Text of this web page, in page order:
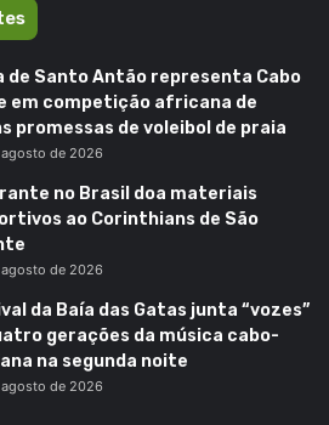
de Santo Antão representa Cabo
em competição africana de
promessas de voleibol de praia
de 2026
no Brasil doa materiais
ao Corinthians de São
de 2026
da Baía das Gatas junta “vozes”
gerações da música cabo-
na segunda noite
de 2026